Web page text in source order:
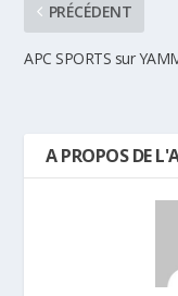
PRÉCÉDENT
APC SPORTS sur
A PROPOS DE